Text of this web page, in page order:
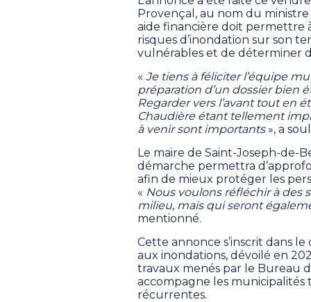
Provençal, au nom du
aide financière doit permettre
risques d’inondation sur son
vulnérables et de déterminer
« Je tiens à féliciter l’équipe
préparation d’un dossier bien
Regarder vers l’avant tout en
Chaudière étant tellement
à venir sont importants», a
Le maire de Saint-Joseph-de-
démarche permettra
afin de mieux protéger les
« Nous voulons réfléchir à
milieu, mais qui seront
mentionné.
Cette annonce s’inscrit dans
aux inondations, dévoilé en
travaux menés par le Bureau
accompagne les municipalités
récurrentes.